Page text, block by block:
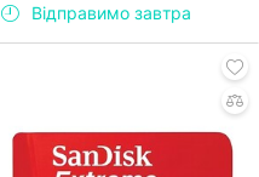
Відправимо завтра